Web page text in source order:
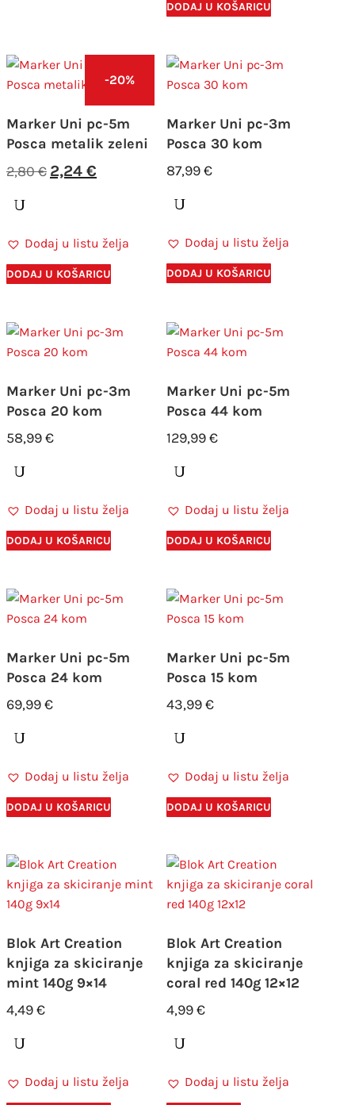
DODAJ U KOŠARICU
-20%
Marker Uni pc-5m
Posca metalik zeleni
2,80€ Izvorna
2,80 €.
2,24 €
Dodaj u listu želja
DODAJ U KOŠARICU
Marker Uni pc-3m
Posca 30 kom
87,99€
Dodaj u listu želja
DODAJ U KOŠARICU
Marker Uni pc-3m
Posca 20 kom
58,99€
Dodaj u listu želja
DODAJ U KOŠARICU
Marker Uni pc-5m
Posca 44 kom
129,99€
Dodaj u listu želja
DODAJ U KOŠARICU
Marker Uni pc-5m
Posca 24 kom
69,99€
Dodaj u listu želja
DODAJ U KOŠARICU
Marker Uni pc-5m
Posca 15 kom
43,99€
Dodaj u listu želja
DODAJ U KOŠARICU
Blok Art Creation
knjiga za skiciranje
mint 140g 9×14
4,49€
Dodaj u listu želja
Blok Art Creation
knjiga za skiciranje
coral red 140g 12×12
4,99€
Dodaj u listu želja